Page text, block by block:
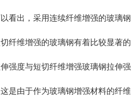
看出，采用连续纤维增强的玻璃钢
纤维增强的玻璃钢有着比较显著的
强度与短切纤维增强玻璃钢拉伸强
是由于作为玻璃钢增强材料的纤维